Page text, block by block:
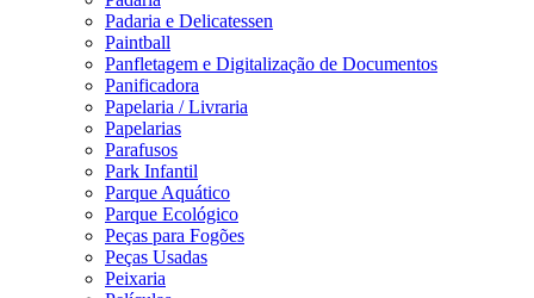
Padaria e Delicatessen
Paintball
Panfletagem e Digitalização de Documentos
Panificadora
Papelaria / Livraria
Papelarias
Parafusos
Park Infantil
Parque Aquático
Parque Ecológico
Peças para Fogões
Peças Usadas
Peixaria